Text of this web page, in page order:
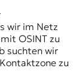
wir im Netz
OSINT zu
suchten wir
zu